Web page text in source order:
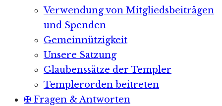
Verwendung von Mitgliedsbeiträgen
und Spenden
Gemeinnützigkeit
Unsere Satzung
Glaubenssätze der Templer
Templerorden beitreten
✠ Fragen & Antworten